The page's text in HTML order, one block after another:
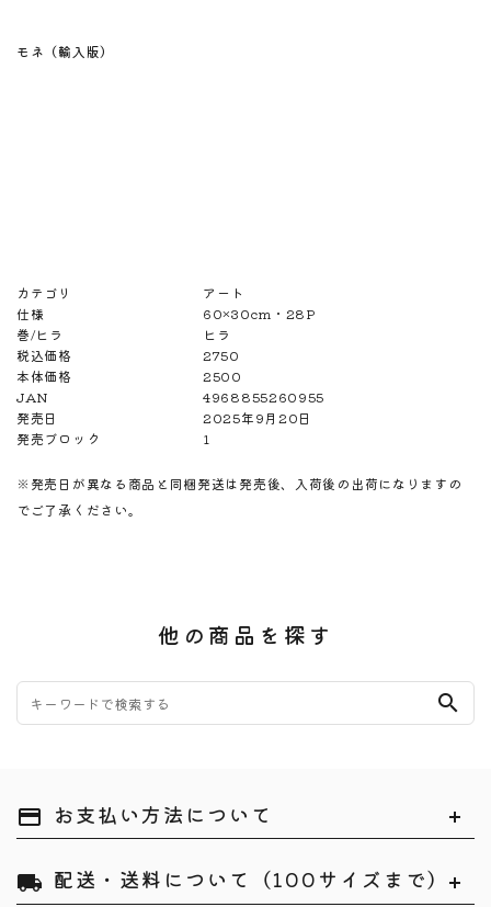
モネ（輸入版）
カテゴリ
アート
仕様
60×30cm・28P
巻/ヒラ
ヒラ
税込価格
2750
本体価格
2500
JAN
4968855260955
発売日
2025年9月20日
発売ブロック
1
※発売日が異なる商品と同梱発送は発売後、入荷後の出荷になりますの
でご了承ください。
他の商品を探す
search
payment お支払い方法について
local_shipping 配送・送料について（100サイズまで）